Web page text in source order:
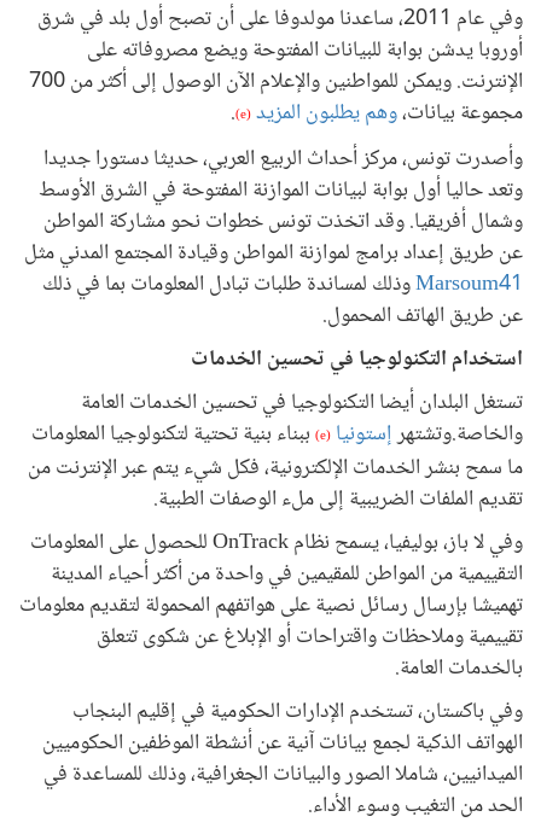
وفي عام 2011، ساعدنا مولدوفا على أن تصبح أول بلد في شرق
أوروبا يدشن بوابة للبيانات المفتوحة ويضع مصروفاته على
الإنترنت. ويمكن للمواطنين والإعلام الآن الوصول إلى أكثر من 700
مجموعة بيانات،وهم يطلبون المزيد (e)
.
وأصدرت تونس، مركز أحداث الربيع العربي، حديثا دستورا جديدا
وتعد حاليا أول بوابة لبيانات الموازنة المفتوحة في الشرق الأوسط
وشمال أفريقيا. وقد اتخذت تونس خطوات نحو مشاركة المواطن
عن طريق إعداد برامج لموازنة المواطن وقيادة المجتمع المدني مثل
Marsoum41وذلك لمساندة طلبات تبادل المعلومات بما في ذلك
عن طريق الهاتف المحمول.
استخدام التكنولوجيا في تحسين الخدمات
تستغل البلدان أيضا التكنولوجيا في تحسين الخدمات العامة
والخاصة.وتشتهرإستونيا (e)
ببناء بنية تحتية لتكنولوجيا المعلومات
ما سمح بنشر الخدمات الإلكترونية، فكل شيء يتم عبر الإنترنت من
تقديم الملفات الضريبية إلى ملء الوصفات الطبية.
وفي لا باز، بوليفيا، يسمح نظام OnTrack للحصول على المعلومات
التقييمية من المواطن للمقيمين في واحدة من أكثر أحياء المدينة
تهميشا بإرسال رسائل نصية على هواتفهم المحمولة لتقديم معلومات
تقييمية وملاحظات واقتراحات أو الإبلاغ عن شكوى تتعلق
بالخدمات العامة.
وفي باكستان، تستخدم الإدارات الحكومية في إقليم البنجاب
الهواتف الذكية لجمع بيانات آنية عن أنشطة الموظفين الحكوميين
الميدانيين، شاملا الصور والبيانات الجغرافية، وذلك للمساعدة في
الحد من التغيب وسوء الأداء.